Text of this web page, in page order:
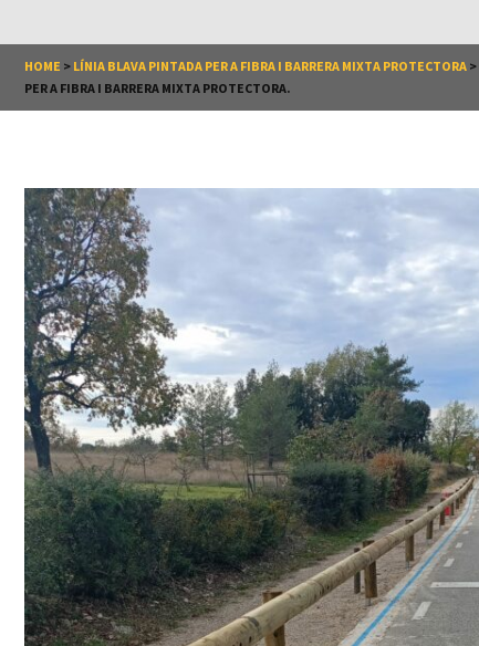
HOME > LÍNIA BLAVA PINTADA PER A FIBRA I BARRERA MIXTA PROTECTORA >
PER A FIBRA I BARRERA MIXTA PROTECTORA.